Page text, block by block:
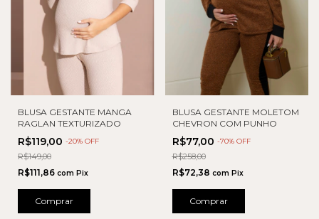
BLUSA GESTANTE MANGA
RAGLAN TEXTURIZADO
R$119,00 -20% OFF
R$149,00
R$111,86 com Pix
Comprar
BLUSA GESTANTE MOLETOM
CHEVRON COM PUNHO
R$77,00 -70% OFF
R$258,00
R$72,38 com Pix
Comprar